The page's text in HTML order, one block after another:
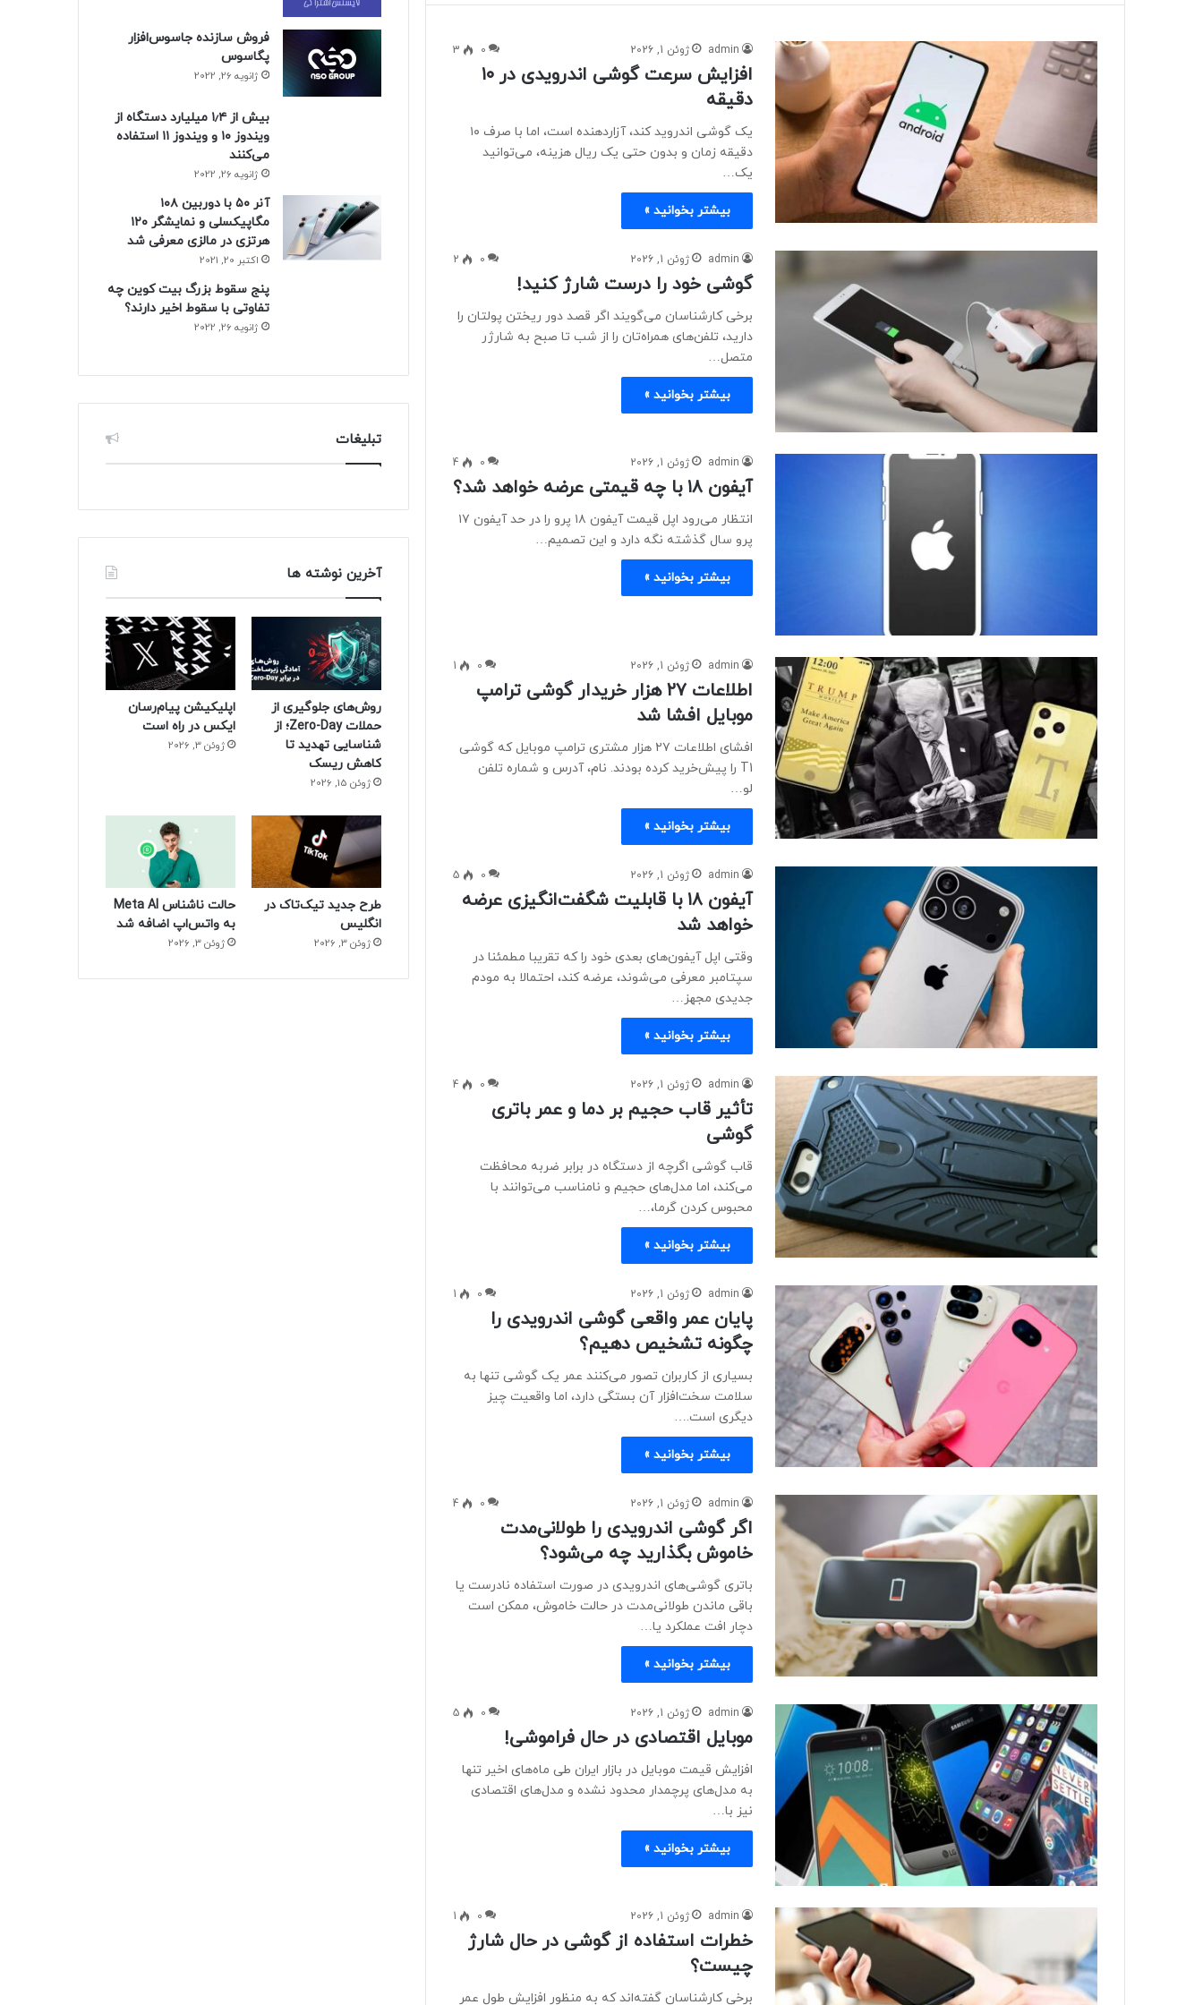
admin ژوئن 1, 2026 0
3
افزایش سرعت گوشی اندرویدی در ۱۰
دقیقه
یک گوشی اندروید کند، آزاردهنده است، اما با صرف ۱۰
دقیقه زمان و بدون حتی یک ریال هزینه، می‌توانید
یک…
بیشتر بخوانید »
admin ژوئن 1, 2026 0
2
گوشی خود را درست شارژ کنید!
برخی کارشناسان می‌گویند اگر قصد دور ریختن پولتان را
دارید، تلفن‌های همراه‌تان را از شب تا صبح به شارژر
متصل…
بیشتر بخوانید »
admin ژوئن 1, 2026 0
4
آیفون ۱۸ با چه قیمتی عرضه خواهد شد؟
انتظار می‌رود اپل قیمت آیفون ۱۸ پرو را در حد آیفون ۱۷
پرو سال گذشته نگه دارد و این تصمیم…
بیشتر بخوانید »
admin ژوئن 1, 2026 0
1
اطلاعات ۲۷ هزار خریدار گوشی ترامپ
موبایل افشا شد
افشای اطلاعات ۲۷ هزار مشتری ترامپ موبایل که گوشی
T1 را پیش‌خرید کرده بودند. نام، آدرس و شماره تلفن
لو…
بیشتر بخوانید »
admin ژوئن 1, 2026 0
5
آیفون ۱۸ با قابلیت شگفت‌انگیزی عرضه
خواهد شد
وقتی اپل آیفون‌های بعدی خود را که تقریبا مطمئنا در
سپتامبر معرفی می‌شوند، عرضه کند، احتمالا به مودم
جدیدی مجهز…
بیشتر بخوانید »
admin ژوئن 1, 2026 0
4
تأثیر قاب حجیم بر دما و عمر باتری
گوشی
قاب گوشی اگرچه از دستگاه در برابر ضربه محافظت
می‌کند، اما مدل‌های حجیم و نامناسب می‌توانند با
محبوس کردن گرما،…
بیشتر بخوانید »
admin ژوئن 1, 2026 0
1
پایان عمر واقعی گوشی اندرویدی را
چگونه تشخیص دهیم؟
بسیاری از کاربران تصور می‌کنند عمر یک گوشی تنها به
سلامت سخت‌افزار آن بستگی دارد، اما واقعیت چیز
دیگری است.…
بیشتر بخوانید »
admin ژوئن 1, 2026 0
4
اگر گوشی اندرویدی را طولانی‌مدت
خاموش بگذارید چه می‌شود؟
باتری گوشی‌های اندرویدی در صورت استفاده نادرست یا
باقی ماندن طولانی‌مدت در حالت خاموش، ممکن است
دچار افت عملکرد یا…
بیشتر بخوانید »
admin ژوئن 1, 2026 0
5
موبایل اقتصادی در حال فراموشی!
افزایش قیمت موبایل در بازار ایران طی ماه‌های اخیر تنها
به مدل‌های پرچمدار محدود نشده و مدل‌های اقتصادی
نیز با…
بیشتر بخوانید »
admin ژوئن 1, 2026 0
1
خطرات استفاده از گوشی در حال شارژ
چیست؟
برخی کارشناسان گفته‌اند که به منظور افزایش طول عمر
فروش سازنده جاسوس‌افزار
پگاسوس
ژانویه 26, 2022
بیش از ۱٫۴ میلیارد دستگاه از
ویندوز ۱۰ و ویندوز ۱۱ استفاده
می‌کنند
ژانویه 26, 2022
آنر ۵۰ با دوربین ۱۰۸
مگاپیکسلی و نمایشگر ۱۲۰
هرتزی در مالزی معرفی شد
اکتبر 20, 2021
پنج سقوط بزرگ بیت کوین چه
تفاوتی با سقوط اخیر دارند؟
ژانویه 26, 2022
تبلیغات
آخرین نوشته ها
روش‌های جلوگیری از
حملات Zero-Day؛ از
شناسایی تهدید تا
کاهش ریسک
ژوئن 15, 2026
اپلیکیشن پیام‌رسان
ایکس در راه است
ژوئن 3, 2026
طرح جدید تیک‌تاک در
انگلیس
ژوئن 3, 2026
حالت ناشناس Meta AI
به واتس‌اپ اضافه شد
ژوئن 3, 2026